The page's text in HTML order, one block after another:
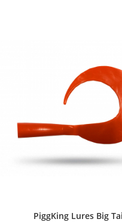
PiggKing Lures Big